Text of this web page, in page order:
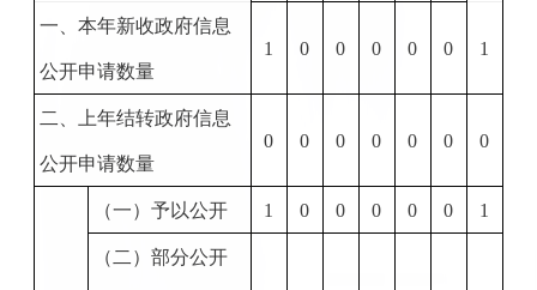
一、本年新收政府信息
公开申请数量
1 0 0 0 0 0 1
二、上年结转政府信息
公开申请数量
0 0 0 0 0 0 0
（一）予以公开 1 0 0 0 0 0 1
（二）部分公开